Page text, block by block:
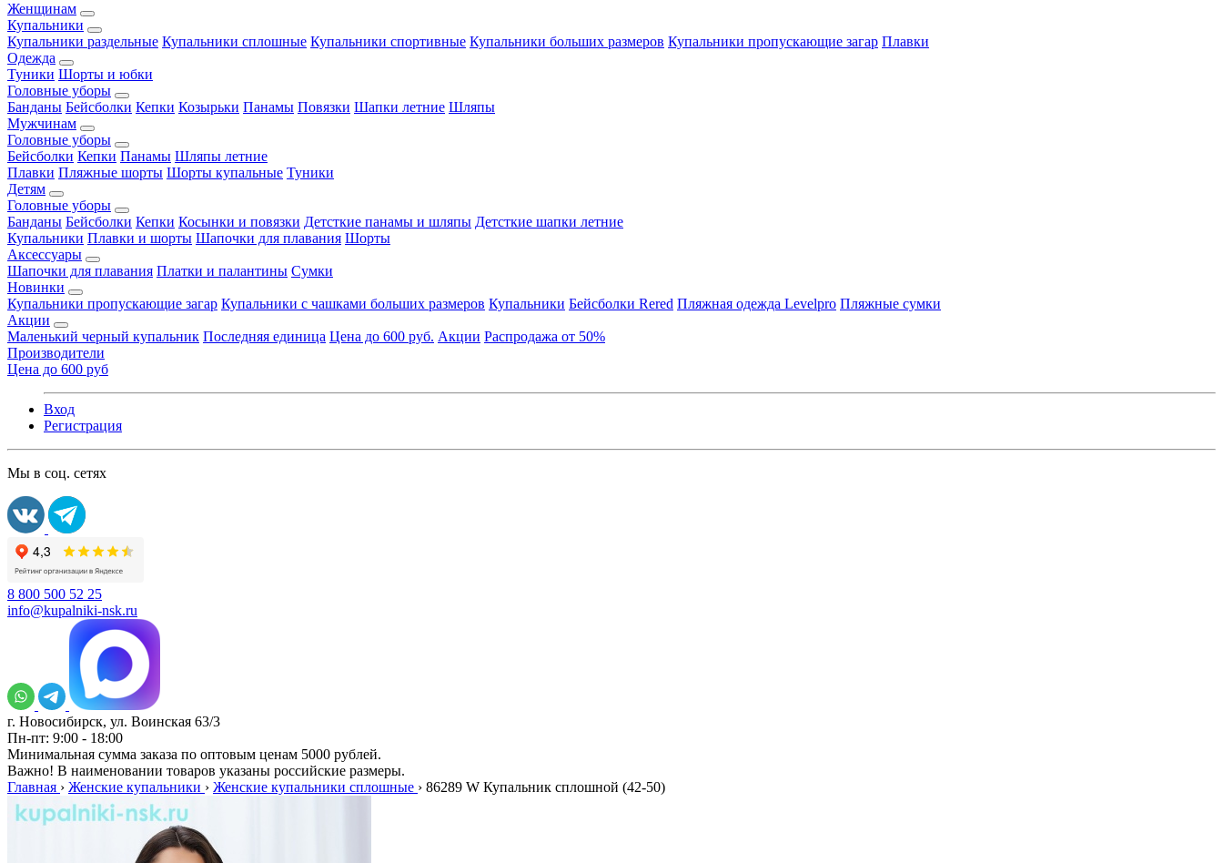
Женщинам
Купальники
Купальники раздельные Купальники сплошные Купальники спортивные Купальники больших размеров Купальники пропускающие загар Плавки
Одежда
Туники Шорты и юбки
Головные уборы
Банданы Бейсболки Кепки Козырьки Панамы Повязки Шапки летние Шляпы
Мужчинам
Головные уборы
Бейсболки Кепки Панамы Шляпы летние
Плавки Пляжные шорты Шорты купальные Туники
Детям
Головные уборы
Банданы Бейсболки Кепки Косынки и повязки Детсткие панамы и шляпы Детсткие шапки летние
Купальники Плавки и шорты Шапочки для плавания Шорты
Аксессуары
Шапочки для плавания Платки и палантины Сумки
Новинки
Купальники пропускающие загар Купальники с чашками больших размеров Купальники Бейсболки Rered Пляжная одежда Levelpro Пляжные сумки
Акции
Маленький черный купальник Последняя единица Цена до 600 руб. Акции Распродажа от 50%
Производители
Цена до 600 руб
Вход
Регистрация
Мы в соц. сетях
8 800 500 52 25
info@kupalniki-nsk.ru
г. Новосибирск, ул. Воинская 63/3
Пн-пт: 9:00 - 18:00
Минимальная сумма заказа по оптовым ценам 5000 рублей.
Важно! В наименовании товаров указаны российские размеры.
Главная › Женские купальники › Женские купальники сплошные › 86289 W Купальник сплошной (42-50)